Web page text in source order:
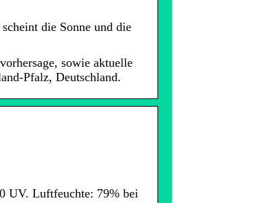
die Sonne und die
sowie aktuelle
Pfalz, Deutschland.
UV. Luftfeuchte: 79% bei